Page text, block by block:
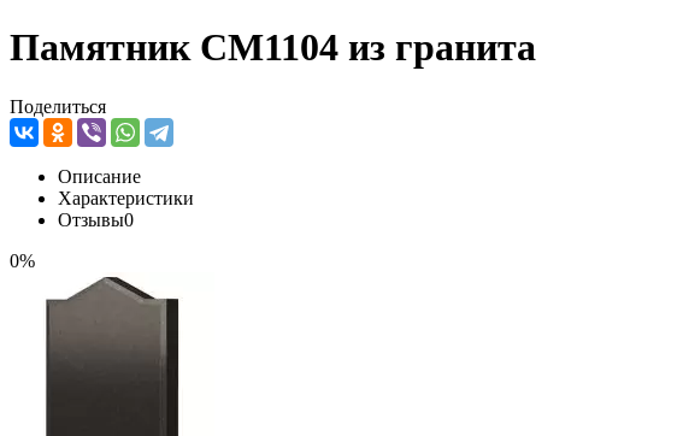
Памятник CM1104 из гранита
Поделиться
Описание
Характеристики
Отзывы0
0%